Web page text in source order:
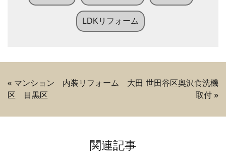
LDKリフォーム
« マンション 内装リフォーム 大田
区 目黒区
世田谷区奥沢食洗機
取付 »
関連記事